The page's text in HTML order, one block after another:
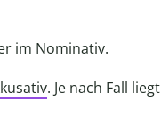
im Nominativ.
. Je nach Fall liegt